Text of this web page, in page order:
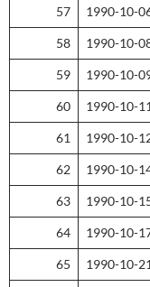
57 1990-10-
58 1990-10-
59 1990-10-
60 1990-10-11
61 1990-10-
62 1990-10-
63 1990-10-
64 1990-10-
65 1990-10-21